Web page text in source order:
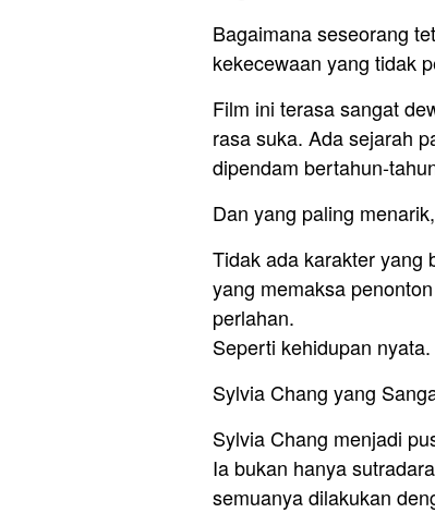
Bagaimana seseorang
kekecewaan yang tidak
Film ini terasa sangat
rasa suka. Ada sejarah
dipendam bertahun-
Dan yang paling
Tidak ada karakter yang
yang memaksa
perlahan.
Seperti kehidupan nyata.
Sylvia Chang yang
Sylvia Chang menjadi
Ia bukan hanya
semuanya dilakukan